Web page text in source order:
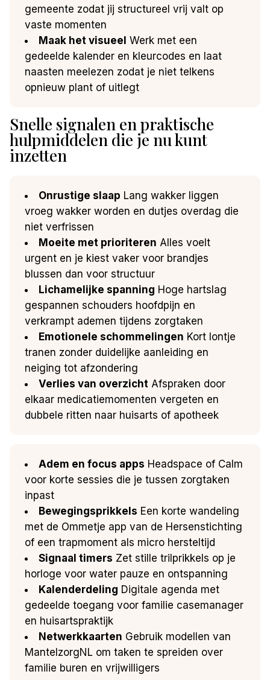
gemeente zodat jij structureel vrij valt op
vaste momenten
Maak het visueel Werk met een
gedeelde kalender en kleurcodes en laat
naasten meelezen zodat je niet telkens
opnieuw plant of uitlegt
Snelle signalen en praktische
hulpmiddelen die je nu kunt
inzetten
Onrustige slaap Lang wakker liggen
vroeg wakker worden en dutjes overdag die
niet verfrissen
Moeite met prioriteren Alles voelt
urgent en je kiest vaker voor brandjes
blussen dan voor structuur
Lichamelijke spanning Hoge hartslag
gespannen schouders hoofdpijn en
verkrampt ademen tijdens zorgtaken
Emotionele schommelingen Kort lontje
tranen zonder duidelijke aanleiding en
neiging tot afzondering
Verlies van overzicht Afspraken door
elkaar medicatiemomenten vergeten en
dubbele ritten naar huisarts of apotheek
Adem en focus apps Headspace of Calm
voor korte sessies die je tussen zorgtaken
inpast
Bewegingsprikkels Een korte wandeling
met de Ommetje app van de Hersenstichting
of een trapmoment als micro hersteltijd
Signaal timers Zet stille trilprikkels op je
horloge voor water pauze en ontspanning
Kalenderdeling Digitale agenda met
gedeelde toegang voor familie casemanager
en huisartspraktijk
Netwerkkaarten Gebruik modellen van
MantelzorgNL om taken te spreiden over
familie buren en vrijwilligers